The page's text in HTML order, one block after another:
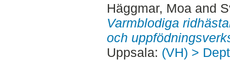
Häggmar, Moaand
Varmblodiga
och
Uppsala: (VH) >